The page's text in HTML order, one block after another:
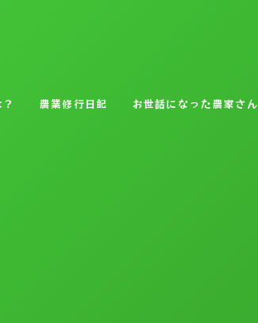
農業修行日記 お世話になった農家さん